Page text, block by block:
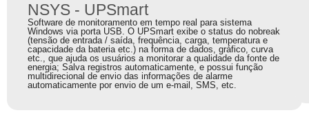
NSYS - UPSmart
Software de monitoramento em tempo real para sistema
Windows via porta USB. O UPSmart exibe o status do nobreak
(tensão de entrada / saída, frequência, carga, temperatura e
capacidade da bateria etc.) na forma de dados, gráfico, curva
etc., que ajuda os usuários a monitorar a qualidade da fonte de
energia; Salva registros automaticamente, e possui função
multidirecional de envio das informações de alarme
automaticamente por envio de um e-mail, SMS, etc.